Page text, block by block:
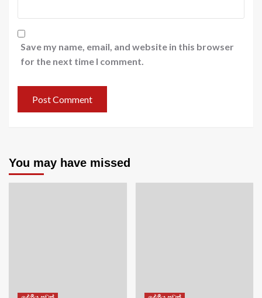
Save my name, email, and website in this browser
for the next time I comment.
You may have missed